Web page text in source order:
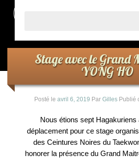
Stage avec le Grand
YONG HO
Posté le avril 6, 2019 Par Gilles Publié
Nous étions sept Hagakuriens
déplacement pour ce stage
des Ceintures Noires du
honorer la présence du Grand